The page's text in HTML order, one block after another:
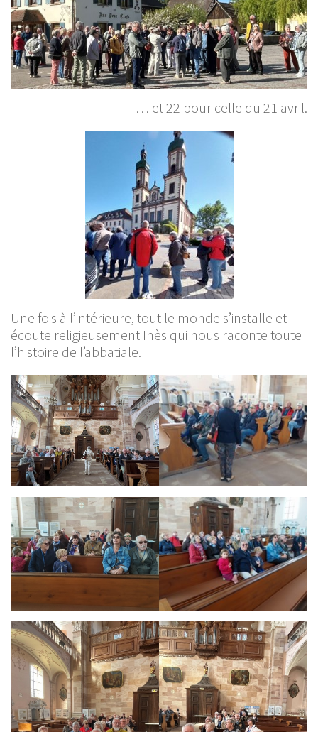
… et 22 pour celle du 21 avril.
Une fois à l’intérieure, tout le monde s’installe et
écoute religieusement Inès qui nous raconte toute
l’histoire de l’abbatiale.